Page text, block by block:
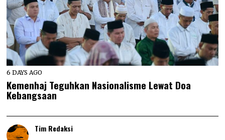
6 DAYS AGO
Kemenhaj Teguhkan Nasionalisme Lewat Doa
Kebangsaan
Tim Redaksi